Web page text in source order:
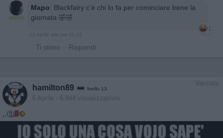
Mapo: Blackfairy c'è chi lo fa per cominciare bene la
giornata 🤣🤣
1
22 Aprile alle ore 11:32
· Ti stimo · Rispondi
Vaccata
hamilton89 livello 13
6 Aprile - 6.844 visualizzazioni
..🤔